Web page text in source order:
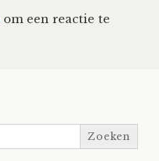
om een reactie te